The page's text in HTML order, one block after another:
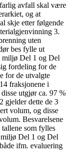
avfall skal være
og at
skje etter følgende
3.
uten
bes fylle ut
miljø Del 1 og Del
fordeling for de
for de utvalgte
fraksjonene i
utgjør ca. 97 %
gjelder dette de 3
volum, og disse
Besvarelsene
som fylles
Del 1 og Del
ifm. evaluering